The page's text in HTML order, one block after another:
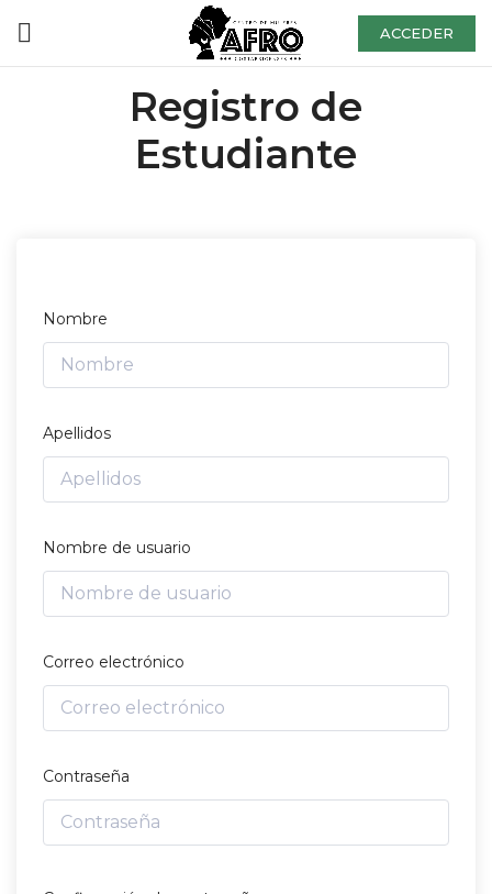
ACCEDER
Registro de
Estudiante
Nombre
Apellidos
Nombre de usuario
Correo electrónico
Contraseña